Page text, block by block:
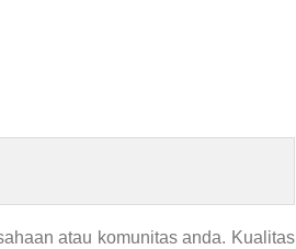
atau komunitas anda. Kualitas